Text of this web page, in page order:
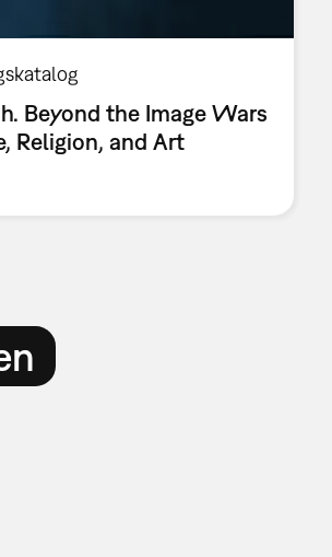
Beyond the Image Wars
Religion, and Art